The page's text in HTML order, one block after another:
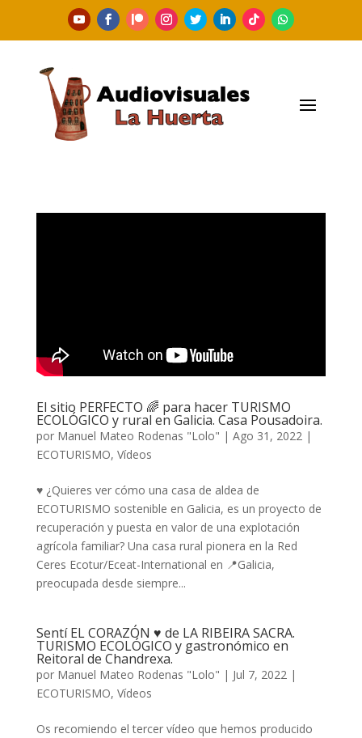
El sitio PERFECTO 🌈 para hacer TURISMO
ECOLÓGICO y rural en Galicia. Casa Pousadoira.
por Manuel Mateo Rodenas "Lolo" | Ago 31, 2022 |
ECOTURISMO, Vídeos
♥️ ¿Quieres ver cómo una casa de aldea de
ECOTURISMO sostenible en Galicia, es un proyecto de
recuperación y puesta en valor de una explotación
agrícola familiar? Una casa rural pionera en la Red
Ceres Ecotur/Eceat-International en 📍Galicia,
preocupada desde siempre...
Sentí EL CORAZÓN ♥️ de LA RIBEIRA SACRA.
TURISMO ECOLÓGICO y gastronómico en
Reitoral de Chandrexa.
por Manuel Mateo Rodenas "Lolo" | Jul 7, 2022 |
ECOTURISMO, Vídeos
Os recomiendo el tercer vídeo que hemos producido